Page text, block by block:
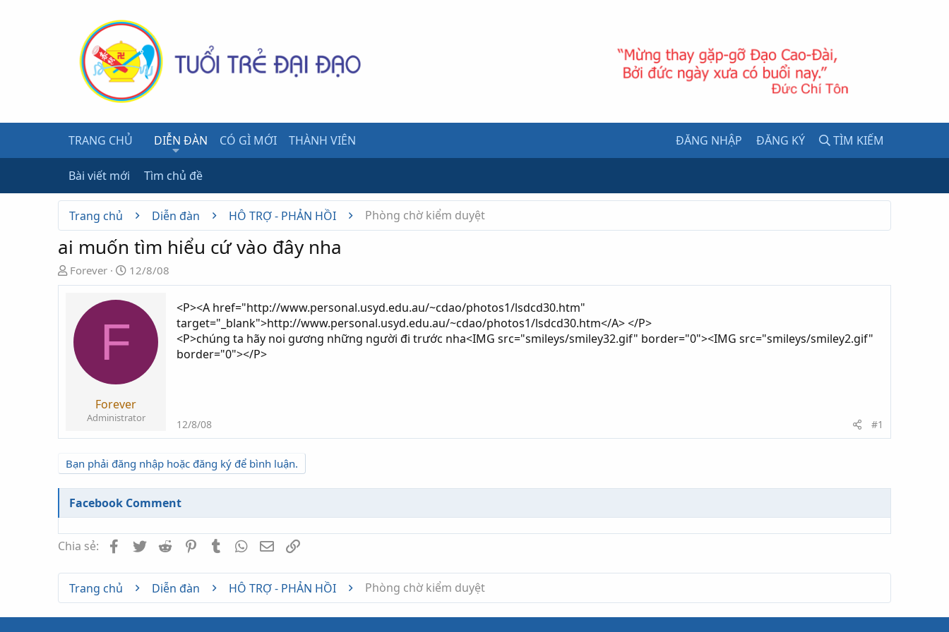
TRANG CHỦ DIỄN ĐÀN CÓ GÌ MỚI THÀNH VIÊN ĐĂNG NHẬP ĐĂNG KÝ TÌM KIẾM
Bài viết mới Tìm chủ đề
Trang chủ Diễn đàn HỖ TRỢ - PHẢN HỒI Phòng chờ kiểm duyệt
ai muốn tìm hiểu cứ vào đây nha
N
g
k
h
Forever
N
g
à
g
ử
12/8/08
F
Forever
Administrator
<P><A href="http://www.personal.usyd.edu.au/~cdao/photos1/lsdcd30.htm"
target="_blank">http://www.personal.usyd.edu.au/~cdao/photos1/lsdcd30.htm</A> </P>
<P>chúng ta hãy noi gương những người đi trước nha<IMG src="smileys/smiley32.gif" border="0"><IMG src="smileys/smiley2.gif"
border="0"></P>
12/8/08 #1
Bạn phải đăng nhập hoặc đăng ký để bình luận.
Facebook Comment
Chia sẻ: FacebookTwitterReddit PinterestTumblrWhatsApp
Email
Trang chủ Diễn đàn HỖ TRỢ - PHẢN HỒI Phòng chờ kiểm duyệt